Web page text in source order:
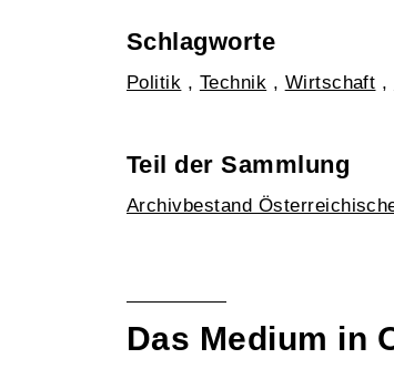
Schlagworte
Politik , Technik , Wirtschaft ,
Teil der Sammlung
Archivbestand
Das Medium in